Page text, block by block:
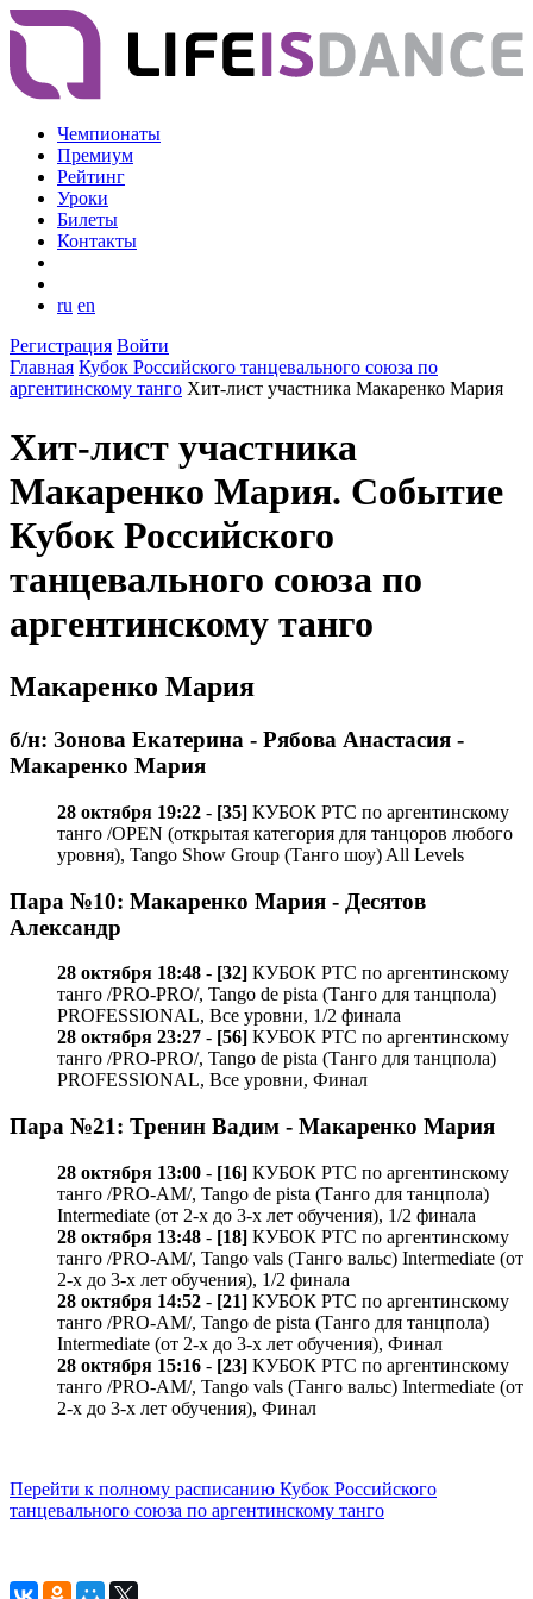
Чемпионаты
Премиум
Рейтинг
Уроки
Билеты
Контакты
ru en
Регистрация Войти
Главная Кубок Российского танцевального союза по
аргентинскому танго Хит-лист участника Макаренко Мария
Хит-лист участника
Макаренко Мария. Событие
Кубок Российского
танцевального союза по
аргентинскому танго
Макаренко Мария
б/н: Зонова Екатерина - Рябова Анастасия -
Макаренко Мария
28 октября 19:22 - [35] КУБОК РТС по аргентинскому
танго /OPEN (открытая категория для танцоров любого
уровня), Tango Show Group (Танго шоу) All Levels
Пара №10: Макаренко Мария - Десятов
Александр
28 октября 18:48 - [32] КУБОК РТС по аргентинскому
танго /PRO-PRO/, Tango de pista (Танго для танцпола)
PROFESSIONAL, Все уровни, 1/2 финала
28 октября 23:27 - [56] КУБОК РТС по аргентинскому
танго /PRO-PRO/, Tango de pista (Танго для танцпола)
PROFESSIONAL, Все уровни, Финал
Пара №21: Тренин Вадим - Макаренко Мария
28 октября 13:00 - [16] КУБОК РТС по аргентинскому
танго /PRO-AM/, Tango de pista (Танго для танцпола)
Intermediate (от 2-х до 3-х лет обучения), 1/2 финала
28 октября 13:48 - [18] КУБОК РТС по аргентинскому
танго /PRO-AM/, Tango vals (Танго вальс) Intermediate (от
2-х до 3-х лет обучения), 1/2 финала
28 октября 14:52 - [21] КУБОК РТС по аргентинскому
танго /PRO-AM/, Tango de pista (Танго для танцпола)
Intermediate (от 2-х до 3-х лет обучения), Финал
28 октября 15:16 - [23] КУБОК РТС по аргентинскому
танго /PRO-AM/, Tango vals (Танго вальс) Intermediate (от
2-х до 3-х лет обучения), Финал
Перейти к полному расписанию Кубок Российского
танцевального союза по аргентинскому танго